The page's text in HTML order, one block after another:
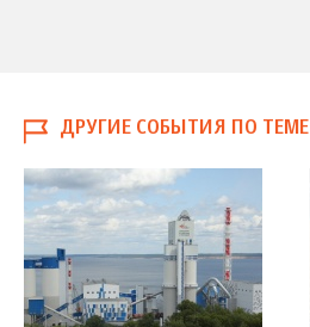
ДРУГИЕ СОБЫТИЯ ПО ТЕМЕ